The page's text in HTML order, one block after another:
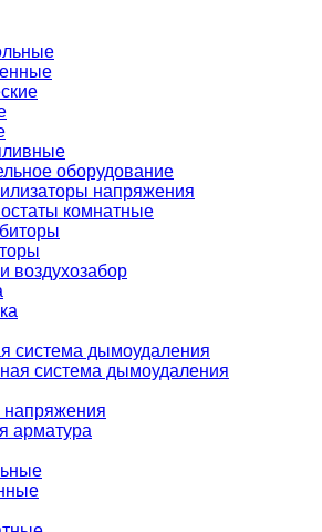
оборудование
напряжения
комнатные
воздухозабор
система дымоудаления
система дымоудаления
напряжения
арматура